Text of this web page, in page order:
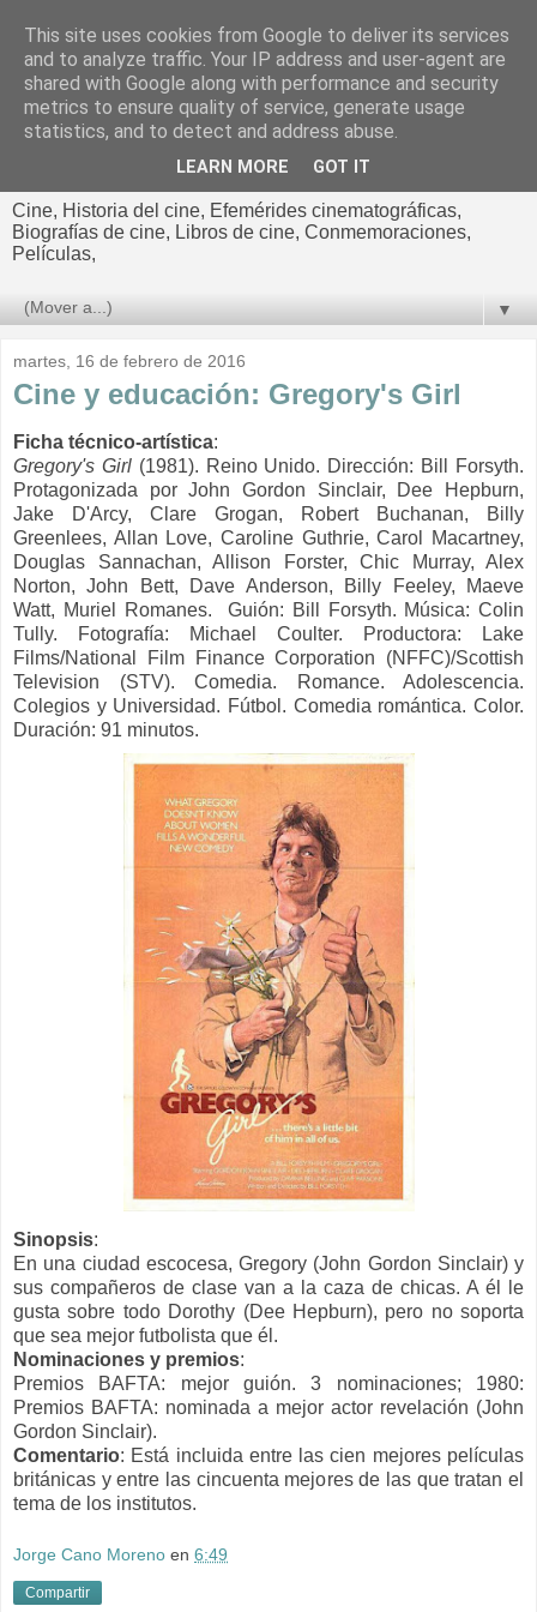
El cultural
cinematográfico de Jorge
Cine, Historia del cine, Efemérides cinematográficas,
Biografías de cine, Libros de cine, Conmemoraciones,
Películas,
▼
martes, 16 de febrero de 2016
Cine y educación: Gregory's Girl
Ficha técnico-artística:
Gregory's Girl(1981). Reino Unido. Dirección: Bill Forsyth.
Protagonizada por John Gordon Sinclair, Dee Hepburn,
Jake D'Arcy, Clare Grogan, Robert Buchanan, Billy
Greenlees, Allan Love, Caroline Guthrie, Carol Macartney,
Douglas Sannachan, Allison Forster, Chic Murray, Alex
Norton, John Bett, Dave Anderson, Billy Feeley, Maeve
Watt, Muriel Romanes. Guión: Bill Forsyth. Música: Colin
Tully. Fotografía: Michael Coulter. Productora: Lake
Films/National Film Finance Corporation (NFFC)/Scottish
Television (STV). Comedia. Romance. Adolescencia.
Colegios y Universidad. Fútbol. Comedia romántica. Color.
Duración: 91 minutos.
Sinopsis:
En una ciudad escocesa, Gregory (John Gordon Sinclair) y
sus compañeros de clase van a la caza de chicas. A él le
gusta sobre todo Dorothy (Dee Hepburn), pero no soporta
que sea mejor futbolista que él.
Nominaciones y premios:
Premios BAFTA: mejor guión. 3 nominaciones; 1980:
Premios BAFTA: nominada a mejor actor revelación (John
Gordon Sinclair).
Comentario: Está incluida entre las cien mejores películas
británicas y entre las cincuenta mejores de las que tratan el
tema de los institutos.
Jorge Cano Moreno en 6:49
Compartir
This site uses cookies from Google to deliver its services
and to analyze traffic. Your IP address and user-agent are
shared with Google along with performance and security
metrics to ensure quality of service, generate usage
statistics, and to detect and address abuse.
LEARN MORE GOT IT